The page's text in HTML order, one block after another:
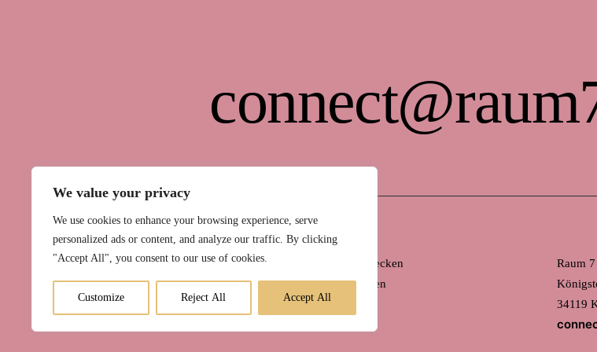
We value your privacy
We use cookies to enhance your browsing experience, serve
personalized ads or content, and analyze our traffic. By clicking
"Accept All", you consent to our use of cookies.
Customize Reject All Accept All
Kurse entdecken
Raum mieten
Raum 7
34119